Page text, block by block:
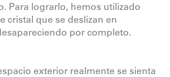
Para lograrlo, hemos utilizado
cristal que se deslizan en
por completo.
exterior realmente se sienta